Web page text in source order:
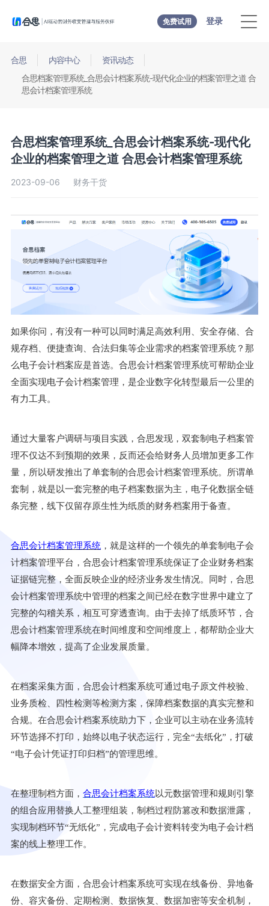
免费试用 登录
合思 内容中心
资讯动态
合思档案管理系统_合思会计档案系统-现代化企业的档案管理之道 合
思会计档案管理系统
合思档案管理系统_合思会计档案系统-现代化
企业的档案管理之道 合思会计档案管理系统
2023-09-06 财务干货
如果你问，有没有一种可以同时满足高效利用、安全存储、合
规存档、便捷查询、合法归集等企业需求的档案管理系统？那
么电子会计档案应是首选。合思会计档案管理系统可帮助企业
全面实现电子会计档案管理，是企业数字化转型最后一公里的
有力工具。
通过大量客户调研与项目实践，合思发现，双套制电子档案管
理不仅达不到预期的效果，反而还会给财务人员增加更多工作
量，所以研发推出了单套制的合思会计档案管理系统。所谓单
套制，就是以一套完整的电子档案数据为主，电子化数据全链
条完整，线下仅留存原生性为纸质的财务档案用于备查。
合思会计档案管理系统，就是这样的一个领先的单套制电子会
计档案管理平台，合思会计档案管理系统保证了企业财务档案
证据链完整，全面反映企业的经济业务发生情况。同时，合思
会计档案管理系统中管理的档案之间已经在数字世界中建立了
完整的勾稽关系，相互可穿透查询。由于去掉了纸质环节，合
思会计档案管理系统在时间维度和空间维度上，都帮助企业大
幅降本增效，提高了企业发展质量。
在档案采集方面，合思会计档案系统可通过电子原文件校验、
业务质检、四性检测等检测方案，保障档案数据的真实完整和
合规。在合思会计档案系统助力下，企业可以主动在业务流转
环节选择不打印，始终以电子状态运行，完全“去纸化” ，打破
“电子会计凭证打印归档”的管理思维。
在整理制档方面， 合思会计档案系统以元数据管理和规则引擎
的组合应用替换人工整理组装，制档过程防篡改和数据泄露，
实现制档环节“无纸化” ，完成电子会计资料转变为电子会计档
案的线上整理工作。
在数据安全方面，合思会计档案系统可实现在线备份、异地备
份、容灾备份、定期检测、数据恢复、数据加密等安全机制，